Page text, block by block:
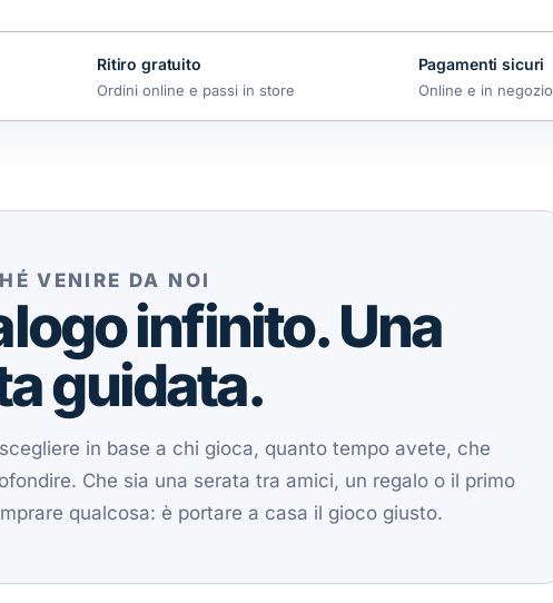
Ritiro gratuito
Ordini online e passi in store
Pagamenti sicuri
Online e in negozio
VENIRE DA NOI
infinito. Una
guidata.
in base a chi gioca, quanto tempo avete, che
Che sia una serata tra amici, un regalo o il primo
qualcosa: è portare a casa il gioco giusto.